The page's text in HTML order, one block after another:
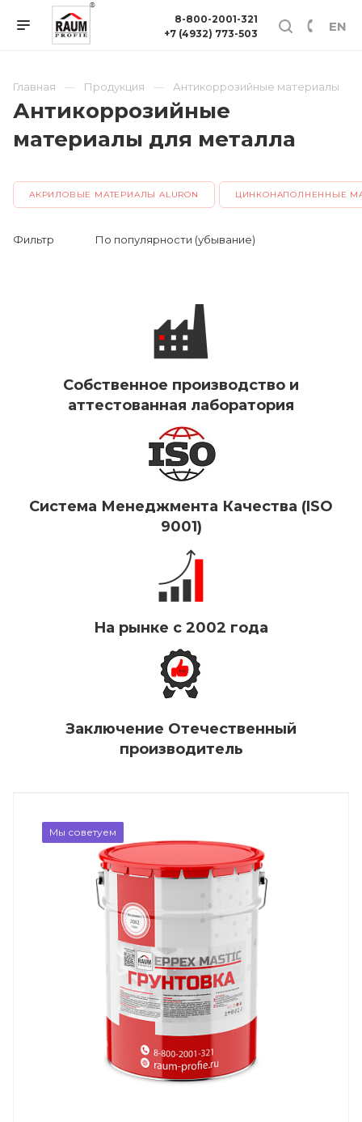
EN
8-800-2001-321
+7 (4932) 773-503
Главная Продукция Антикоррозийные материалы
Антикоррозийные
материалы для металла
АКРИЛОВЫЕ МАТЕРИАЛЫ ALURON ЦИНКОНАПОЛНЕННЫЕ
Фильтр По популярности (убывание)
Собственное производство и
аттестованная лаборатория
Система Менеджмента Качества (ISO
9001)
На рынке с 2002 года
Заключение Отечественный
производитель
Мы советуем